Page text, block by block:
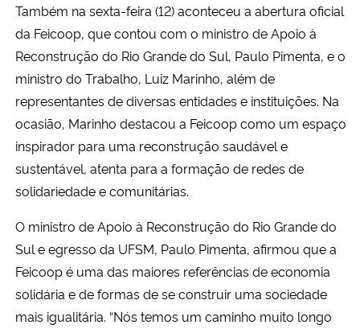
Também na sexta-feira (12) aconteceu a abertura oficial
da Feicoop, que contou com o ministro de Apoio à
Reconstrução do Rio Grande do Sul, Paulo Pimenta, e o
ministro do Trabalho, Luiz Marinho, além de
representantes de diversas entidades e instituições. Na
ocasião, Marinho destacou a Feicoop como um espaço
inspirador para uma reconstrução saudável e
sustentável, atenta para a formação de redes de
solidariedade e comunitárias.
O ministro de Apoio à Reconstrução do Rio Grande do
Sul e egresso da UFSM, Paulo Pimenta, afirmou que a
Feicoop é uma das maiores referências de economia
solidária e de formas de se construir uma sociedade
mais igualitária. “Nós temos um caminho muito longo